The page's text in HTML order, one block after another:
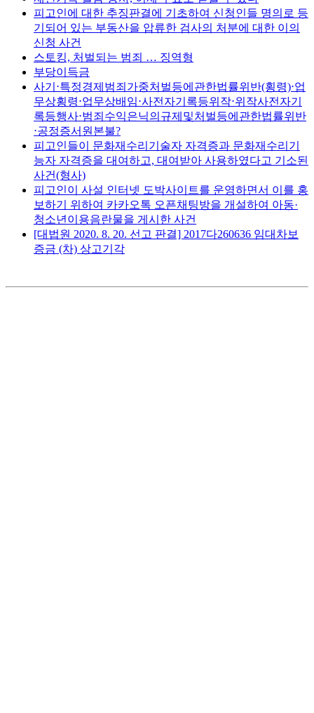
피고인에 대한 추징판결에 기초하여 신청인들 명의로 등
기되어 있는 부동산을 압류한 검사의 처분에 대한 이의
신청 사건
스토킹, 처벌되는 범죄 … 징역형
부당이득금
사기⋅특정경제범죄가중처벌등에관한법률위반(횡령)⋅업
무상횡령⋅업무상배임⋅사전자기록등위작⋅위작사전자기
록등행사⋅범죄수익은닉의규제및처벌등에관한법률위반
⋅공정증서원본불?
피고인들이 문화재수리기술자 자격증과 문화재수리기
능자 자격증을 대여하고, 대여받아 사용하였다고 기소된
사건(형사)
피고인이 사설 인터넷 도박사이트를 운영하면서 이를 홍
보하기 위하여 카카오톡 오픈채팅방을 개설하여 아동·
청소년이용음란물을 게시한 사건
[대법원 2020. 8. 20. 선고 판결] 2017다260636 임대차보
증금 (차) 상고기각